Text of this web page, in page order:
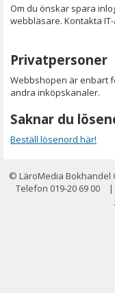
Om du önskar spara
webbläsare. Kontakta
Privatpersoner
Webbshopen är enbart
andra inköpskanaler.
Saknar du
Beställ lösenord här!
© LäroMedia Bokhandel
Telefon 019-20 69 00
|